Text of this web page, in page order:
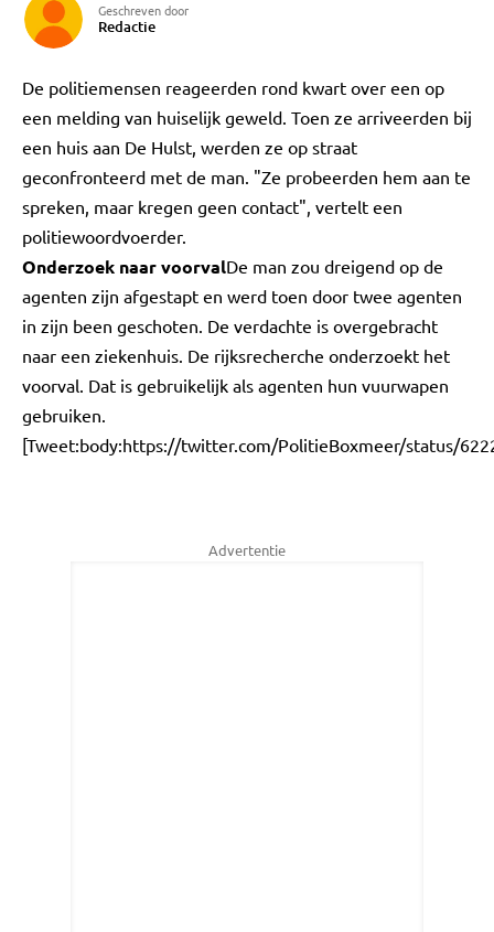
Geschreven door
Redactie
De politiemensen reageerden rond kwart over een op
een melding van huiselijk geweld. Toen ze arriveerden bij
een huis aan De Hulst, werden ze op straat
geconfronteerd met de man. "Ze probeerden hem aan te
spreken, maar kregen geen contact", vertelt een
politiewoordvoerder.
Onderzoek naar voorvalDe man zou dreigend op de
agenten zijn afgestapt en werd toen door twee agenten
in zijn been geschoten. De verdachte is overgebracht
naar een ziekenhuis. De rijksrecherche onderzoekt het
voorval. Dat is gebruikelijk als agenten hun vuurwapen
gebruiken.
[Tweet:body:https://twitter.com/PolitieBoxmeer/status/
Advertentie